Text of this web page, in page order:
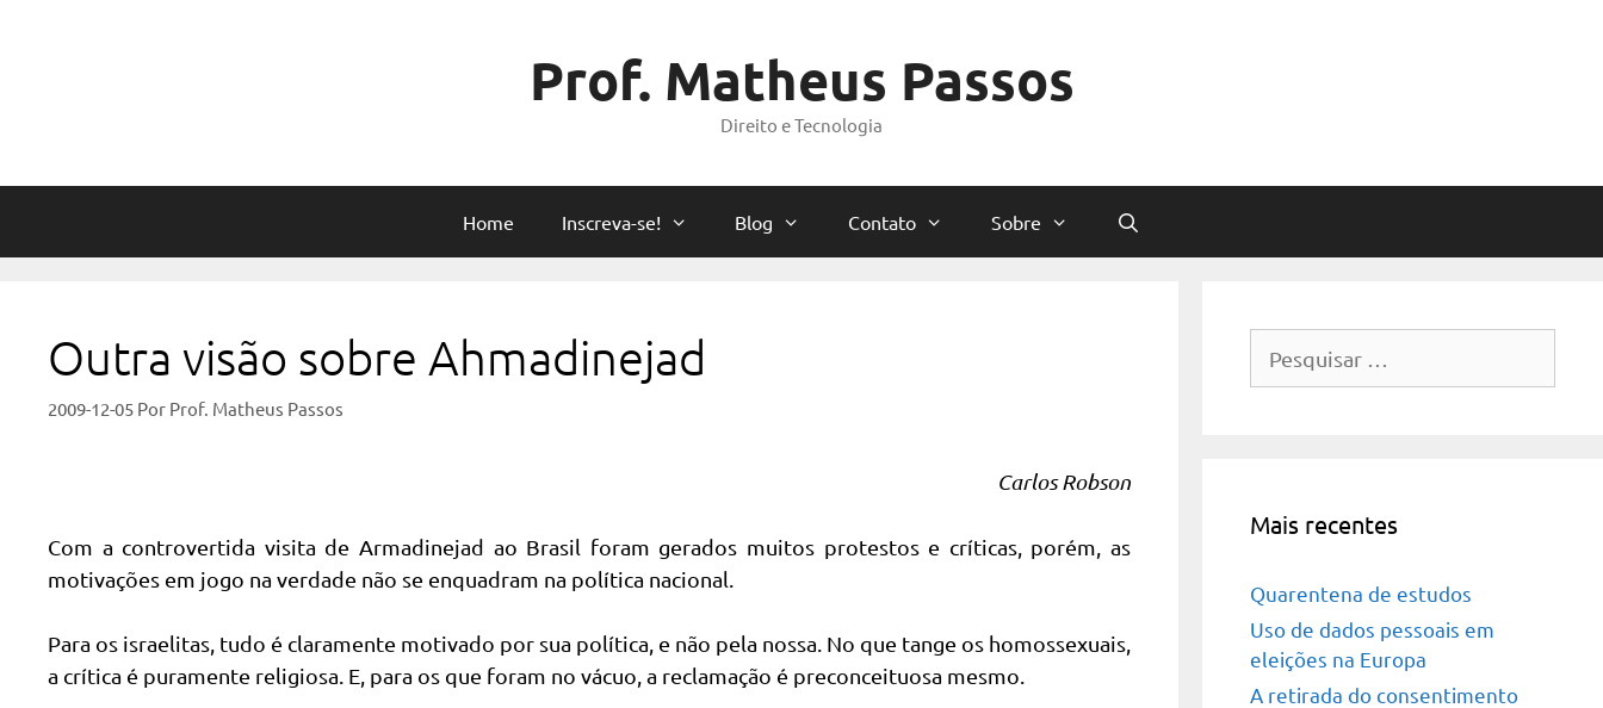
Prof. Matheus Passos
Direito e Tecnologia
Home Inscreva-se! Blog Contato Sobre
Outra visão sobre Ahmadinejad
2009-12-05 Por Prof. Matheus Passos
Carlos Robson
Com a controvertida visita de Armadinejad ao Brasil foram gerados muitos protestos e críticas, porém, as
motivações em jogo na verdade não se enquadram na política nacional.
Para os israelitas, tudo é claramente motivado por sua política, e não pela nossa. No que tange os homossexuais,
a crítica é puramente religiosa. E, para os que foram no vácuo, a reclamação é preconceituosa mesmo.
por:
Mais recentes
Quarentena de estudos
Uso de dados pessoais em
eleições na Europa
A retirada do consentimento